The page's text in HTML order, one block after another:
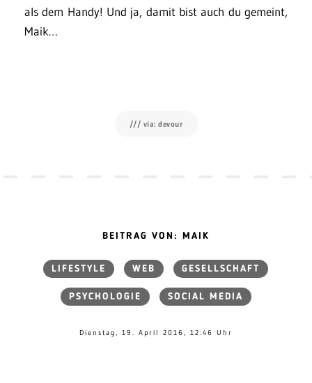
als dem Handy! Und ja, damit bist auch du gemeint,
Maik…
/// via: devour
BEITRAG VON: MAIK
LIFESTYLE WEB GESELLSCHAFT
PSYCHOLOGIE SOCIAL MEDIA
Dienstag, 19. April 2016, 12:46 Uhr